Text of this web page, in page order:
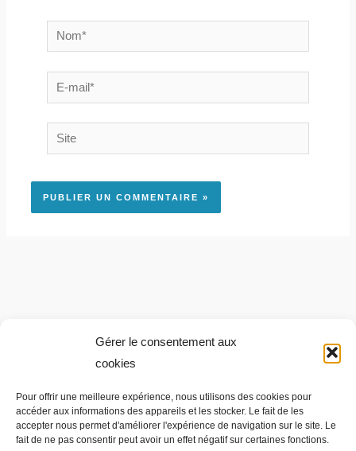
Gérer le consentement aux
cookies
Pour offrir une meilleure expérience, nous utilisons des cookies pour
accéder aux informations des appareils et les stocker. Le fait de les
accepter nous permet d'améliorer l'expérience de navigation sur le site. Le
fait de ne pas consentir peut avoir un effet négatif sur certaines fonctions.
Nom*
E-
mail*
Site
R
e
c